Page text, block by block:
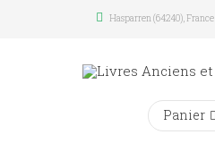
Hasparren (64240), France
Panier